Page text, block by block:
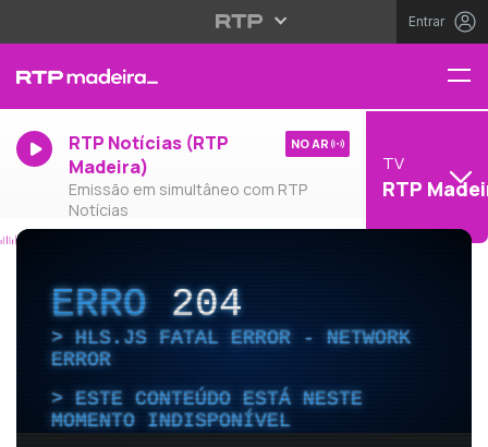
Entrar
RTP Notícias (RTP
Madeira)
Emissão em simultâneo com RTP
Notícias
NO AR
TV
RTP
ERRO204
HLS.JS FATAL ERROR - NETWORK
ERROR
ESTE CONTEÚDO ESTÁ NESTE
MOMENTO INDISPONÍVEL